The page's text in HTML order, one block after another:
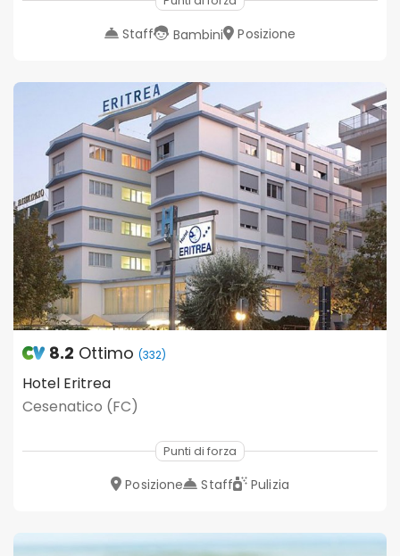
Staff Bambini Posizione
8.2 Ottimo (332)
Hotel Eritrea
Cesenatico (FC)
Punti di forza
Posizione Staff Pulizia